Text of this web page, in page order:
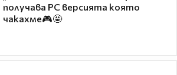
получава PC версията която
чакахме🎮🤩